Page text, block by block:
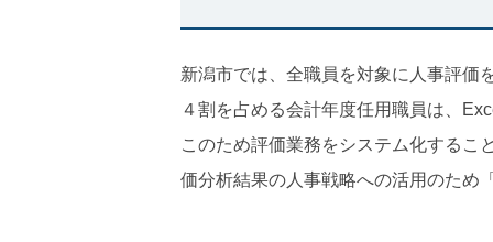
新潟市では、全職員を対象に人事評価
４割を占める会計年度任用職員は、
このため評価業務をシステム化するこ
価分析結果の人事戦略への活用のため